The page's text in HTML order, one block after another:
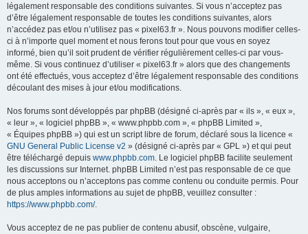
légalement responsable des conditions suivantes. Si vous n’acceptez pas
d’être légalement responsable de toutes les conditions suivantes, alors
n’accédez pas et/ou n’utilisez pas « pixel63.fr ». Nous pouvons modifier celles-
ci à n’importe quel moment et nous ferons tout pour que vous en soyez
informé, bien qu’il soit prudent de vérifier régulièrement celles-ci par vous-
même. Si vous continuez d’utiliser « pixel63.fr » alors que des changements
ont été effectués, vous acceptez d’être légalement responsable des conditions
découlant des mises à jour et/ou modifications.
Nos forums sont développés par phpBB (désigné ci-après par « ils », « eux »,
« leur », « logiciel phpBB », « www.phpbb.com », « phpBB Limited »,
« Équipes phpBB ») qui est un script libre de forum, déclaré sous la licence «
GNU General Public License v2 » (désigné ci-après par « GPL ») et qui peut
être téléchargé depuis www.phpbb.com. Le logiciel phpBB facilite seulement
les discussions sur Internet. phpBB Limited n’est pas responsable de ce que
nous acceptons ou n’acceptons pas comme contenu ou conduite permis. Pour
de plus amples informations au sujet de phpBB, veuillez consulter :
https://www.phpbb.com/.
Vous acceptez de ne pas publier de contenu abusif, obscène, vulgaire,